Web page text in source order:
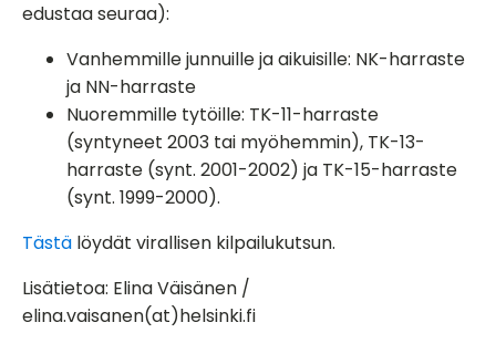
edustaa seuraa):
Vanhemmille junnuille ja aikuisille: NK-harraste
ja NN-harraste
Nuoremmille tytöille: TK-11-harraste
(syntyneet 2003 tai myöhemmin), TK-13-
harraste (synt. 2001-2002) ja TK-15-harraste
(synt. 1999-2000).
Tästä löydät virallisen kilpailukutsun.
Lisätietoa: Elina Väisänen /
elina.vaisanen(at)helsinki.fi